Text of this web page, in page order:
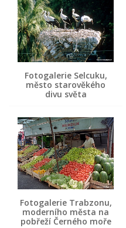
Fotogalerie Selcuku,
město starověkého
divu světa
Fotogalerie Trabzonu,
moderního města na
pobřeží Černého moře